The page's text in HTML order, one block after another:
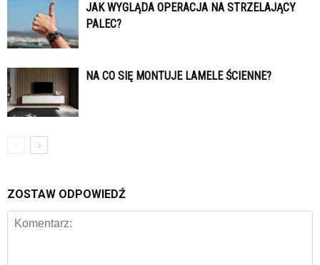
JAK WYGLĄDA OPERACJA NA STRZELAJĄCY
PALEC?
NA CO SIĘ MONTUJE LAMELE ŚCIENNE?
ZOSTAW ODPOWIEDŹ